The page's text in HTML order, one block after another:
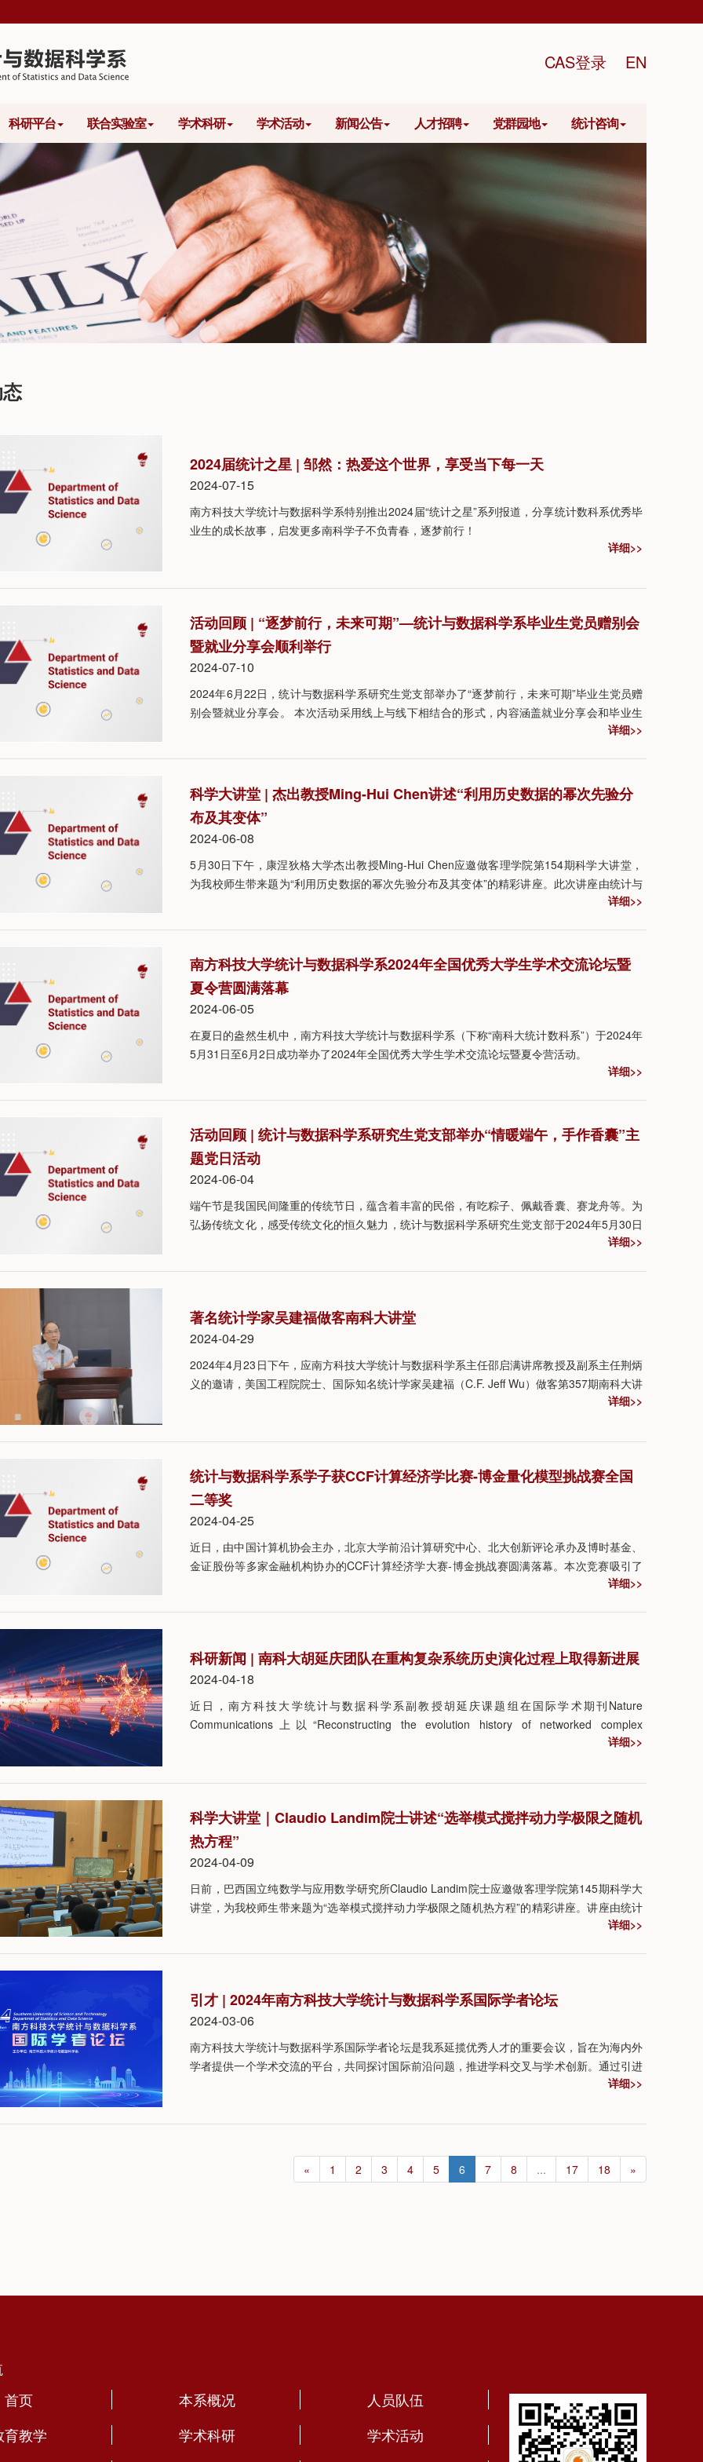
CAS登录 EN
科研平台 联合实验室 学术科研 学术活动 新闻公告 人才招聘 党群园地 统计咨询
2024届统计之星 | 邹然：热爱这个世界，享受当下每一天
2024-07-15
南方科技大学统计与数据科学系特别推出2024届“统计之星”系列报道，分享统计数科系优秀毕
业生的成长故事，启发更多南科学子不负青春，逐梦前行！
详细>>
活动回顾 | “逐梦前行，未来可期”—统计与数据科学系毕业生党员赠别会
暨就业分享会顺利举行
2024-07-10
2024年6月22日，统计与数据科学系研究生党支部举办了“逐梦前行，未来可期”毕业生党员赠
别会暨就业分享会。 本次活动采用线上与线下相结合的形式，内容涵盖就业分享会和毕业生
党员赠别会两大部分。七位优秀的毕业生围绕就业类型、面试经验、职业选择、学业规划等方
详细>>
科学大讲堂 | 杰出教授Ming-Hui Chen讲述“利用历史数据的幂次先验分
布及其变体”
2024-06-08
5月30日下午，康涅狄格大学杰出教授Ming-Hui Chen应邀做客理学院第154期科学大讲堂，
为我校师生带来题为“利用历史数据的幂次先验分布及其变体”的精彩讲座。此次讲座由统计与
详细>>
南方科技大学统计与数据科学系2024年全国优秀大学生学术交流论坛暨
夏令营圆满落幕
2024-06-05
在夏日的盎然生机中，南方科技大学统计与数据科学系（下称“南科大统计数科系”）于2024年
5月31日至6月2日成功举办了2024年全国优秀大学生学术交流论坛暨夏令营活动。
详细>>
活动回顾 | 统计与数据科学系研究生党支部举办“情暖端午，手作香囊”主
题党日活动
2024-06-04
端午节是我国民间隆重的传统节日，蕴含着丰富的民俗，有吃粽子、佩戴香囊、赛龙舟等。为
弘扬传统文化，感受传统文化的恒久魅力，统计与数据科学系研究生党支部于2024年5月30日
详细>>
著名统计学家吴建福做客南科大讲堂
2024-04-29
2024年4月23日下午，应南方科技大学统计与数据科学系主任邵启满讲席教授及副系主任荆炳
义的邀请，美国工程院院士、国际知名统计学家吴建福（C.F. Jeff Wu）做客第357期南科大讲
堂，面向南科大师生做题为Statisticians at Work: Inspiration, Aspiration, Ambition的学术报
详细>>
统计与数据科学系学子获CCF计算经济学比赛-博金量化模型挑战赛全国
二等奖
2024-04-25
近日，由中国计算机协会主办，北京大学前沿计算研究中心、北大创新评论承办及博时基金、
金证股份等多家金融机构协办的CCF计算经济学大赛-博金挑战赛圆满落幕。本次竞赛吸引了
北京大学，清华大学，南方科技大学等高校和企业的近千支队伍参赛。经过激烈的角逐，博金
详细>>
科研新闻 | 南科大胡延庆团队在重构复杂系统历史演化过程上取得新进展
2024-04-18
近日，南方科技大学统计与数据科学系副教授胡延庆课题组在国际学术期刊Nature
Communications上以“Reconstructing the evolution history of networked complex
systems”为题发表研究论文。该研究使用机器学习方法，能够高精确度地重构可网络化复杂系
该研究为社会系统演化、生物与生态系统进化等问题提供新研究方法。
详细>>
科学大讲堂｜Claudio Landim院士讲述“选举模式搅拌动力学极限之随机
热方程”
2024-04-09
日前，巴西国立纯数学与应用数学研究所Claudio Landim院士应邀做客理学院第145期科学大
讲堂，为我校师生带来题为“选举模式搅拌动力学极限之随机热方程”的精彩讲座。讲座由统计
详细>>
引才 | 2024年南方科技大学统计与数据科学系国际学者论坛
2024-03-06
南方科技大学统计与数据科学系国际学者论坛是我系延揽优秀人才的重要会议，旨在为海内外
学者提供一个学术交流的平台，共同探讨国际前沿问题，推进学科交叉与学术创新。通过引进
世界一流人才，大力推进统计与数据科学一流学科的建设。统计与数据科学系诚邀海内外优秀
详细>>
« 1 2 3 4 5 6 7 8 ... 17 18 »
首页
本系概况
人员队伍
育教学
学术科研
学术活动